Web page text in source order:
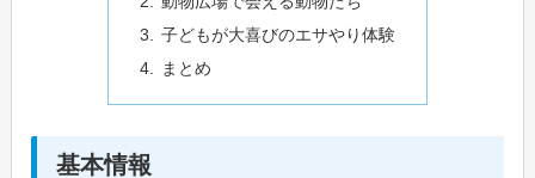
子どもが大喜びのエサやり体験
まとめ
基本情報